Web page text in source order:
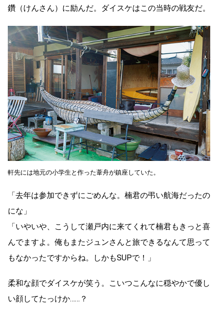
鑽（けんさん）に励んだ。ダイスケはこの当時の戦友だ。
軒先には地元の小学生と作った葦舟が鎮座していた。
「去年は参加できずにごめんな。楠君の弔い航海だったの
にな」
「いやいや、こうして瀬戸内に来てくれて楠君もきっと喜
んでますよ。俺もまたジュンさんと旅できるなんて思って
もなかったですからね。しかもSUPで！」
柔和な顔でダイスケが笑う。こいつこんなに穏やかで優し
い顔してたっけか……？